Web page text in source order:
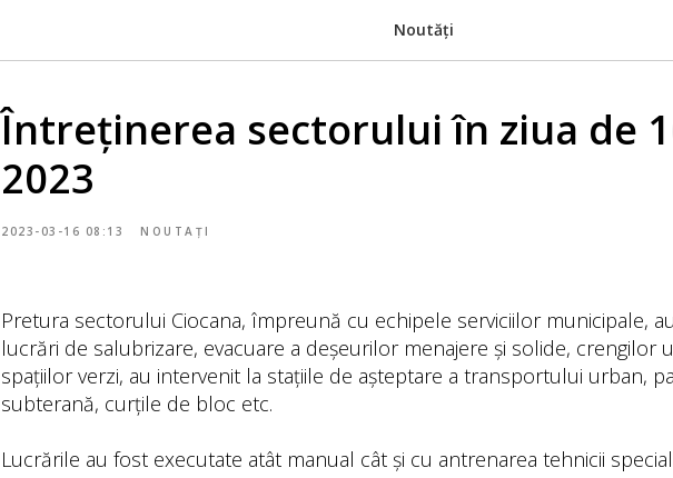
Noutăți
Întreținerea sectorului în ziua de
2023
2023-03-16 08:13 NOUTAȚI
Pretura sectorului Ciocana, împreună cu echipele serviciilor municipale,
lucrări de salubrizare, evacuare a deșeurilor menajere și solide, crengilor
spațiilor verzi, au intervenit la stațiile de așteptare a transportului urban,
subterană, curțile de bloc etc.
Lucrările au fost executate atât manual cât și cu antrenarea tehnicii